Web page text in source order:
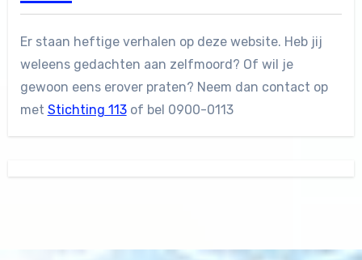
Er staan heftige verhalen op deze website. Heb jij
weleens gedachten aan zelfmoord? Of wil je
gewoon eens erover praten? Neem dan contact op
met Stichting 113of bel 0900-0113